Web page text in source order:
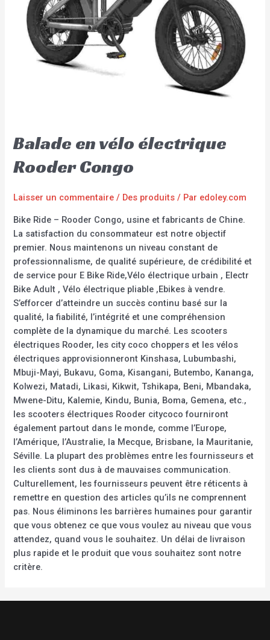
Balade en vélo électrique
Rooder Congo
Laisser un commentaire / Des produits / Par edoley.com
Bike Ride – Rooder Congo, usine et fabricants de Chine.
La satisfaction du consommateur est notre objectif
premier. Nous maintenons un niveau constant de
professionnalisme, de qualité supérieure, de crédibilité et
de service pour E Bike Ride,Vélo électrique urbain , Electr
Bike Adult , Vélo électrique pliable ,Ebikes à vendre.
S’efforcer d’atteindre un succès continu basé sur la
qualité, la fiabilité, l’intégrité et une compréhension
complète de la dynamique du marché. Les scooters
électriques Rooder, les city coco choppers et les vélos
électriques approvisionneront Kinshasa, Lubumbashi,
Mbuji-Mayi, Bukavu, Goma, Kisangani, Butembo, Kananga,
Kolwezi, Matadi, Likasi, Kikwit, Tshikapa, Beni, Mbandaka,
Mwene-Ditu, Kalemie, Kindu, Bunia, Boma, Gemena, etc.,
les scooters électriques Rooder citycoco fourniront
également partout dans le monde, comme l’Europe,
l’Amérique, l’Australie, la Mecque, Brisbane, la Mauritanie,
Séville. La plupart des problèmes entre les fournisseurs et
les clients sont dus à de mauvaises communication.
Culturellement, les fournisseurs peuvent être réticents à
remettre en question des articles qu’ils ne comprennent
pas. Nous éliminons les barrières humaines pour garantir
que vous obtenez ce que vous voulez au niveau que vous
attendez, quand vous le souhaitez. Un délai de livraison
plus rapide et le produit que vous souhaitez sont notre
critère.